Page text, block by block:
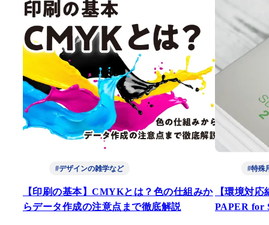
#デザインの雑学など
【印刷の基本】CMYKとは？色の仕組みか
らデータ作成の注意点まで徹底解説
#特殊
【環境対
PAPER for